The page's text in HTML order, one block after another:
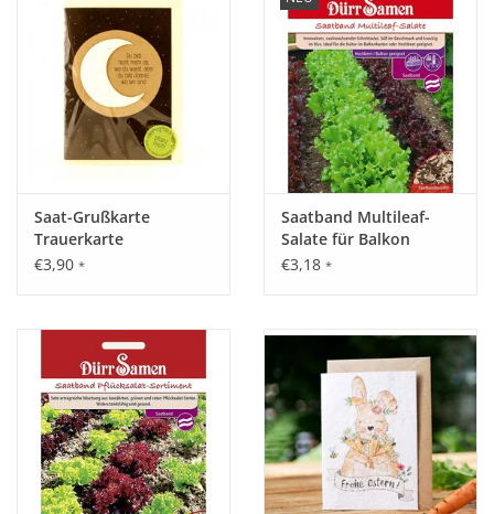
Saat-Grußkarte
Trauerkarte
€3,90 *
Saatband Multileaf-
Salate für Balkon
€3,18 *